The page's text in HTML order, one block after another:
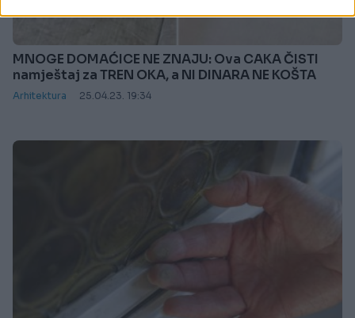
MNOGE DOMAĆICE NE ZNAJU: Ova CAKA ČISTI
namještaj za TREN OKA, a NI DINARA NE KOŠTA
Arhitektura 25.04.23. 19:34